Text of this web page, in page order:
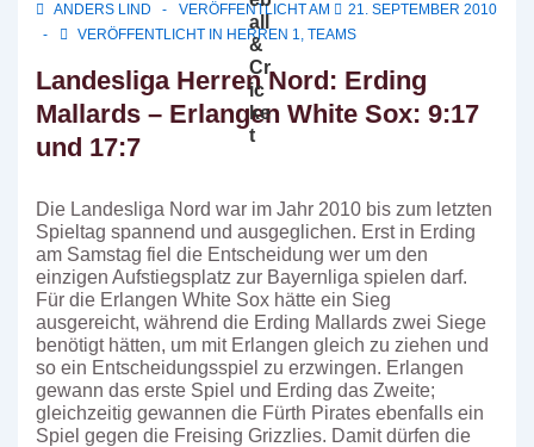
ANDERS LIND VERÖFFENTLICHT AM
21. SEPTEMBER 2010
VERÖFFENTLICHT IN HERREN 1, TEAMS
Landesliga Herren Nord: Erding
Mallards – Erlangen White Sox: 9:17
und 17:7
Die Landesliga Nord war im Jahr 2010 bis zum letzten
Spieltag spannend und ausgeglichen. Erst in Erding
am Samstag fiel die Entscheidung wer um den
einzigen Aufstiegsplatz zur Bayernliga spielen darf.
Für die Erlangen White Sox hätte ein Sieg
ausgereicht, während die Erding Mallards zwei Siege
benötigt hätten, um mit Erlangen gleich zu ziehen und
so ein Entscheidungsspiel zu erzwingen. Erlangen
gewann das erste Spiel und Erding das Zweite;
gleichzeitig gewannen die Fürth Pirates ebenfalls ein
Spiel gegen die Freising Grizzlies. Damit dürfen die